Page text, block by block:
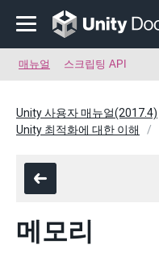
매뉴얼 스크립팅 API
Unity 사용자 매뉴얼(2017.4)
Unity 최적화에 대한 이해
메모리